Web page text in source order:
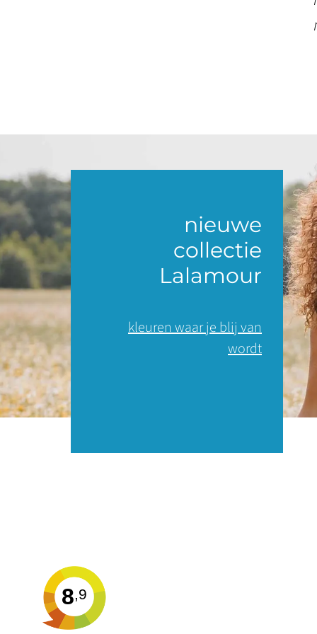
nieuwe
collectie
Lalamour
kleuren waar je blij van
wordt
8,9